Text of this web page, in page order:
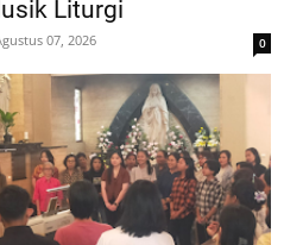
Liturgi
07, 2026 0